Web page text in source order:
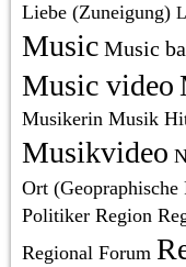
Liebe (Zuneigung)
Music Music
Music video
Musikerin Musik
Musikvideo
Ort (Geopraphische
Politiker Region
Regional Forum